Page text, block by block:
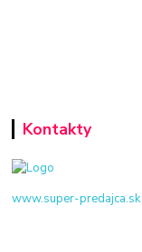
Kontakty
www.super-predajca.sk